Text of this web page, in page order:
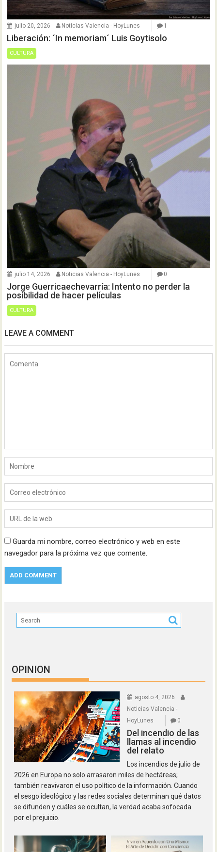
julio 20, 2026 Noticias Valencia - HoyLunes 1
Liberación: ´In memoriam´ Luis Goytisolo
CULTURA
julio 14, 2026 Noticias Valencia - HoyLunes 0
Jorge Guerricaechevarría: Intento no perder la
posibilidad de hacer películas
CULTURA
LEAVE A COMMENT
Guarda mi nombre, correo electrónico y web en este
navegador para la próxima vez que comente.
OPINION
agosto 4, 2026
Noticias Valencia -
HoyLunes
0
Del incendio de las
llamas al incendio
del relato
Los incendios de julio de
2026 en Europa no solo arrasaron miles de hectáreas;
también reavivaron el uso político de la información. Cuando
el sesgo ideológico y las redes sociales determinan qué datos
se difunden y cuáles se ocultan, la verdad acaba sofocada
por el prejuicio.